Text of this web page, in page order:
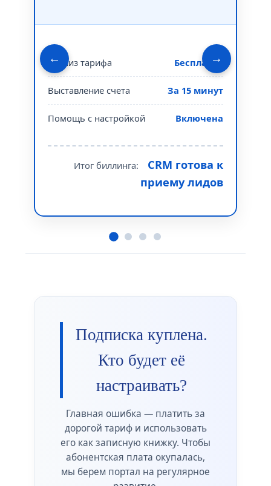
←
Анализ тарифа Бесплатно
Выставление счета За 15 минут
Помощь с настройкой Включена
Итог биллинга:
CRM готова к
приему лидов
→
Подписка куплена.
Кто будет её
настраивать?
Главная ошибка — платить за
дорогой тариф и использовать
его как записную книжку. Чтобы
абонентская плата окупалась,
мы берем портал на регулярное